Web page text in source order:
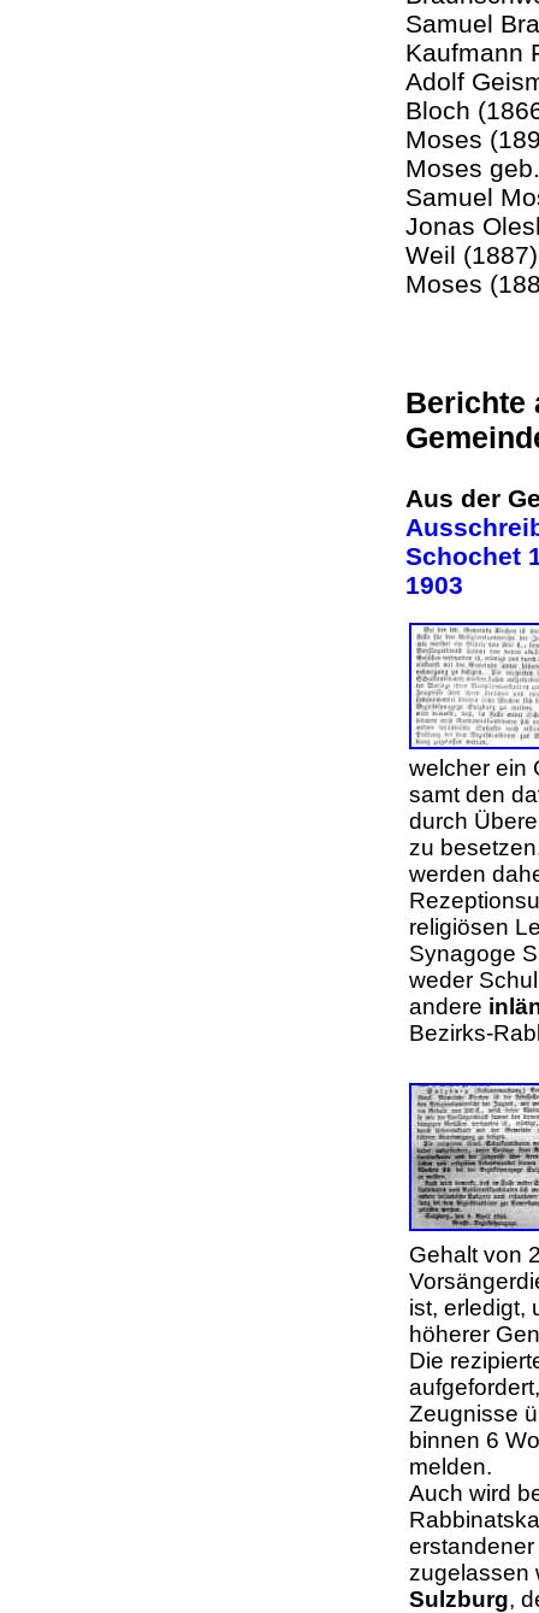
Samuel
Kaufmann
Adolf
Bloch
Moses
Moses
Samuel
Jonas
Weil
Moses
Berichte
Aus der
Schochet
1903
welcher ein
samt den
durch
zu
werden
religiösen
Synagoge
weder
andere
Bezirks-
Gehalt von
ist, erledigt,
höherer
Die
Zeugnisse
binnen 6
melden.
Auch wird
zugelassen
Sulzburg,